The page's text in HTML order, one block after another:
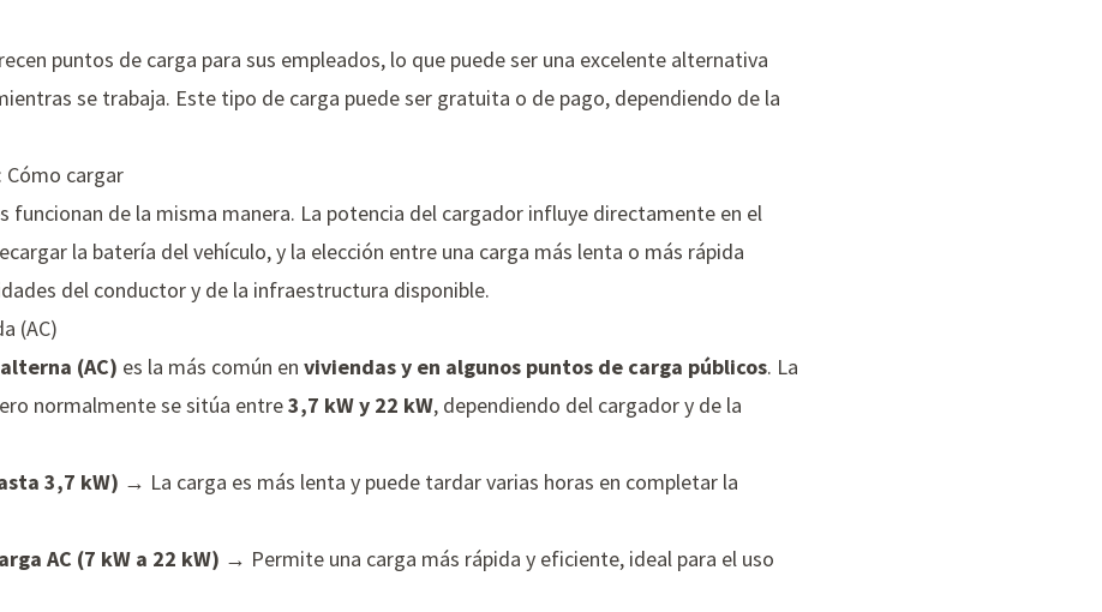
puntos de carga para sus empleados, lo que puede ser una excelente alternativa
se trabaja. Este tipo de carga puede ser gratuita o de pago, dependiendo de la
Cómo cargar
funcionan de la misma manera. La potencia del cargador influye directamente en el
la batería del vehículo, y la elección entre una carga más lenta o más rápida
del conductor y de la infraestructura disponible.
(AC)
(AC) es la más común en viviendas y en algunos puntos de carga públicos. La
normalmente se sitúa entre3,7 kW y 22 kW, dependiendo del cargador y de la
3,7 kW) → La carga es más lenta y puede tardar varias horas en completar la
AC (7 kW a 22 kW) → Permite una carga más rápida y eficiente, ideal para el uso